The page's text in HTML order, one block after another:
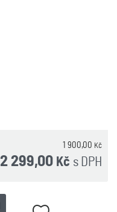
1 900,00 Kč
s DPH
2 299,00 Kč